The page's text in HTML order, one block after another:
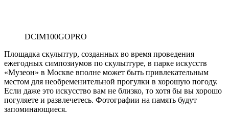
DCIM100GOPRO
Площадка скульптур, созданных во время проведения
ежегодных симпозиумов по скульптуре, в парке искусств
«Музеон» в Москве вполне может быть привлекательным
местом для необременительной прогулки в хорошую погоду.
Если даже это искусство вам не близко, то хотя бы вы хорошо
погуляете и развлечетесь. Фотографии на память будут
запоминающиеся.